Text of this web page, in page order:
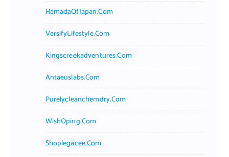
HamadaOfJapan.com
VersifyLifestyle.com
Kingscreekadventures.com
Antaeuslabs.com
Purelycleanchemdry.com
WishOping.com
Shoplegacee.com